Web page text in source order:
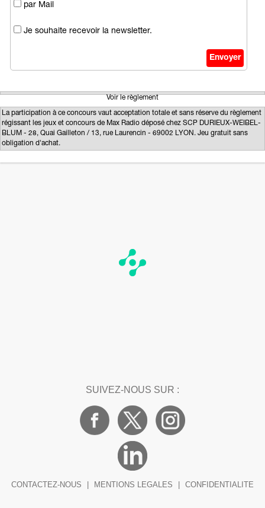
par Mail
Je souhaite recevoir la newsletter.
Voir le règlement
La participation à ce concours vaut acceptation totale et sans réserve du règlement
régissant les jeux et concours de Max Radio déposé chez SCP DURIEUX-WEIBEL-
BLUM - 28, Quai Gailleton / 13, rue Laurencin - 69002 LYON. Jeu gratuit sans
obligation d'achat.
SUIVEZ-NOUS SUR :
CONTACTEZ-NOUS | MENTIONS LEGALES | CONFIDENTIALITE